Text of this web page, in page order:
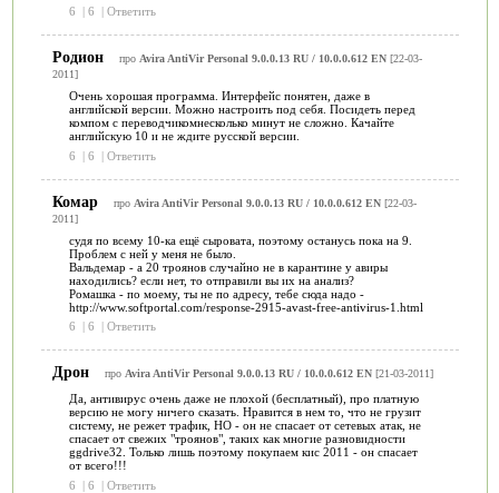
6
| 6 | Ответить
Родион про Avira AntiVir Personal 9.0.0.13 RU / 10.0.0.612 EN[22-03-
2011]
Очень хорошая программа. Интерфейс понятен, даже в
английской версии. Можно настроить под себя. Посидеть перед
компом с переводчикомнесколько минут не сложно. Качайте
английскую 10 и не ждите русской версии.
6
| 6 | Ответить
Комар про Avira AntiVir Personal 9.0.0.13 RU / 10.0.0.612 EN[22-03-
2011]
судя по всему 10-ка ещё сыровата, поэтому останусь пока на 9.
Проблем с ней у меня не было.
Вальдемар - а 20 троянов случайно не в карантине у авиры
находились? если нет, то отправили вы их на анализ?
Ромашка - по моему, ты не по адресу, тебе сюда надо -
http://www.softportal.com/response-2915-avast-free-antivirus-1.html
6
| 6 | Ответить
Дрон про Avira AntiVir Personal 9.0.0.13 RU / 10.0.0.612 EN[21-03-2011]
Да, антивирус очень даже не плохой (бесплатный), про платную
версию не могу ничего сказать. Нравится в нем то, что не грузит
систему, не режет трафик, НО - он не спасает от сетевых атак, не
спасает от свежих "троянов", таких как многие разновидности
ggdrive32. Только лишь поэтому покупаем кис 2011 - он спасает
от всего!!!
6
| 6 | Ответить